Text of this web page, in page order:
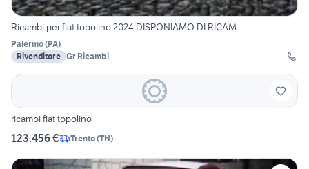
Ricambi per fiat topolino 2024 DISPONIAMO DI RICAM
Palermo(PA)
Rivenditore Gr Ricambi
ricambi fiat topolino
123.456 € Trento(TN)